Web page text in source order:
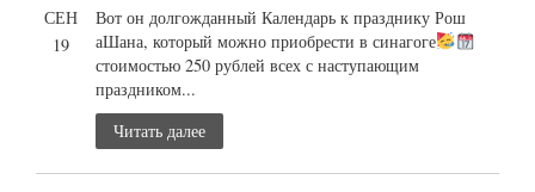
СЕН
19
Вот он долгожданный Календарь к празднику Рош
аШана, который можно приобрести в синагоге
стоимостью 250 рублей всех с наступающим
праздником...
Читать далее